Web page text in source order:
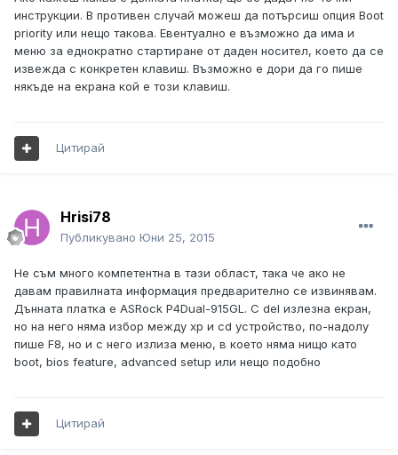
инструкции. В противен случай можеш да потърсиш опция Boot
priority или нещо такова. Евентуално е възможно да има и
меню за еднократно стартиране от даден носител, което да се
извежда с конкретен клавиш. Възможно е дори да го пише
някъде на екрана кой е този клавиш.
Цитирай
Hrisi78
Публикувано Юни 25, 2015
Не съм много компeтентна в тази област, така че ако не
давам правилната информация предварително се извинявам.
Дънната платка е ASRock P4Dual-915GL. С del излезна екран,
но на него няма избор между хр и cd устройство, по-надолу
пише F8, но и с него излиза меню, в което няма нищо като
boot, bios feature, advanced setup или нещо подобно
Цитирай